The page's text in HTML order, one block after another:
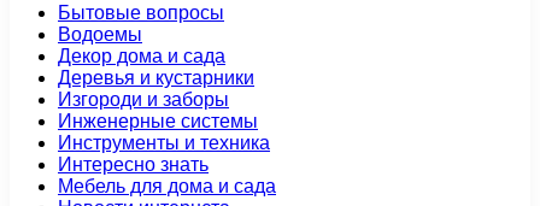
Бытовые вопросы
Водоемы
Декор дома и сада
Деревья и кустарники
Изгороди и заборы
Инженерные системы
Инструменты и техника
Интересно знать
Мебель для дома и сада